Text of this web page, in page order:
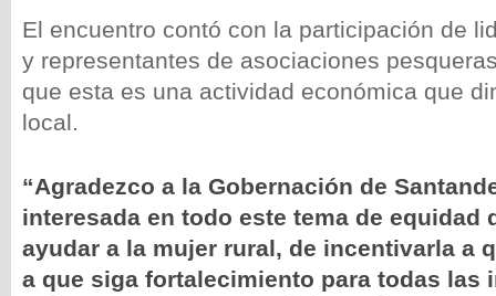
El encuentro contó con la participación de
y representantes de asociaciones
que esta es una actividad económica que
local.
“Agradezco a la Gobernación de
interesada en todo este tema de equidad
ayudar a la mujer rural, de incentivarla a
a que siga fortalecimiento para todas las